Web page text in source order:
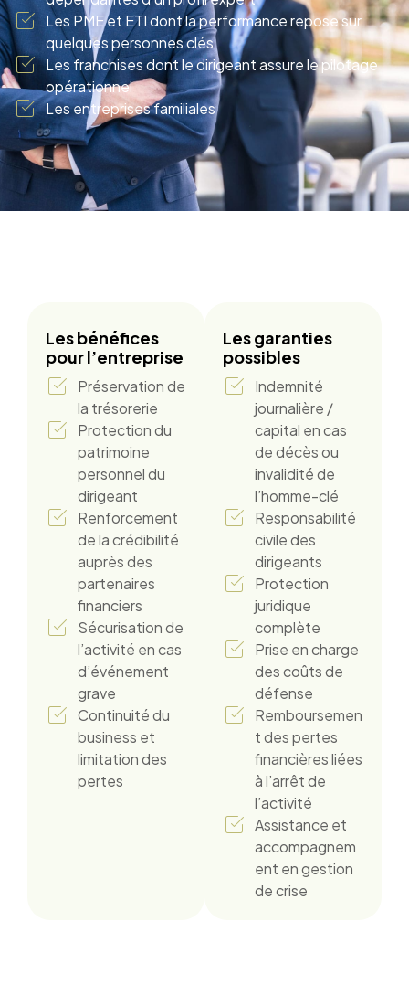
Les PME et ETI dont la performance repose sur
quelques personnes clés
Les franchises dont le dirigeant assure le pilotage
opérationnel
Les entreprises familiales
Les bénéfices
pour l’entreprise
Préservation de
la trésorerie
Protection du
patrimoine
personnel du
dirigeant
Renforcement
de la crédibilité
auprès des
partenaires
financiers
Sécurisation de
l’activité en cas
d’événement
grave
Continuité du
business et
limitation des
pertes
Les garanties
possibles
Indemnité
journalière /
capital en cas
de décès ou
invalidité de
l’homme-clé
Responsabilité
civile des
dirigeants
Protection
juridique
complète
Prise en charge
des coûts de
défense
Remboursemen
t des pertes
financières liées
à l’arrêt de
l’activité
Assistance et
accompagnem
ent en gestion
de crise